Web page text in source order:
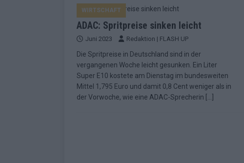
[ Mai 2026 ] ESC-Finale morgen: Finnland
KOMMENTAR
EUROVISION
[ Mai 2026 ] Das ESC-Finale ist komplett – 26
[ Mai 2026 ] JJ hat den Abend gerettet – der
WIRTSCHAFT
ADAC: Spritpreise sinken leicht
Juni 2023 Redaktion | FLASH UP
Die Spritpreise in Deutschland sind in der
vergangenen Woche leicht gesunken. Ein Liter
Super E10 kostete am Dienstag im bundesweiten
Mittel 1,795 Euro und damit 0,8 Cent weniger als in
der Vorwoche, wie eine ADAC-Sprecherin